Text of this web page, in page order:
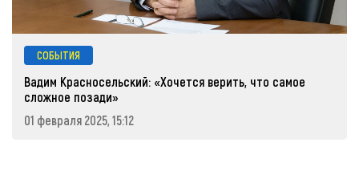
СОБЫТИЯ
Вадим Красносельский: «Хочется верить, что самое
сложное позади»
01 февраля 2025, 15:12